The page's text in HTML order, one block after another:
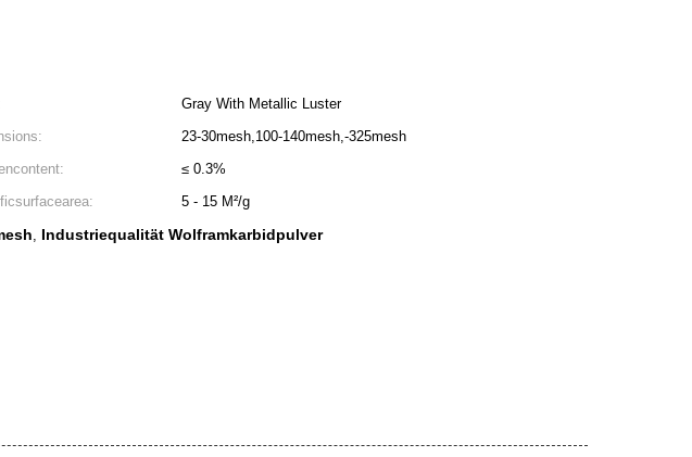
Gray With Metallic Luster
23-30mesh,100-140mesh,-325mesh
≤ 0.3%
5 - 15 M²/g
, Industriequalität Wolframkarbidpulver